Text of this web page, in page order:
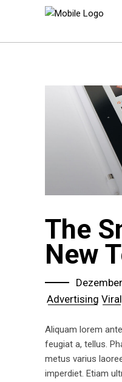
The
New
Advertising Viral
Aliquam lorem
feugiat a, tellus.
metus varius
imperdiet. Etiam